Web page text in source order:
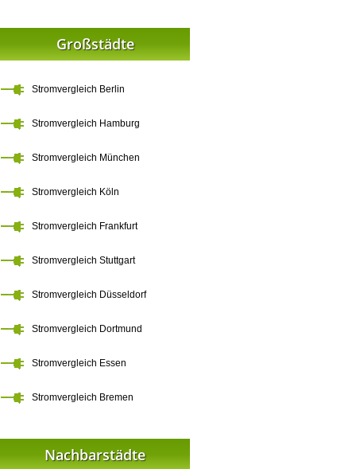
Großstädte
Stromvergleich Berlin
Stromvergleich Hamburg
Stromvergleich München
Stromvergleich Köln
Stromvergleich Frankfurt
Stromvergleich Stuttgart
Stromvergleich Düsseldorf
Stromvergleich Dortmund
Stromvergleich Essen
Stromvergleich Bremen
Nachbarstädte